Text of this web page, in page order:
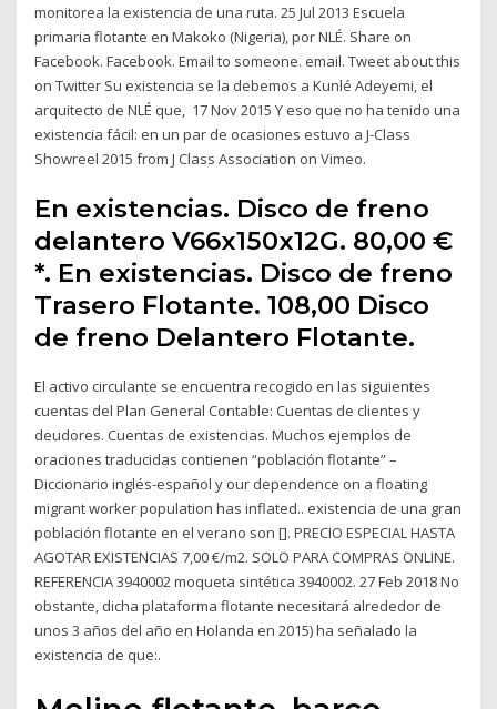
monitorea la existencia de una ruta. 25 Jul 2013 Escuela
primaria flotante en Makoko (Nigeria), por NLÉ. Share on
Facebook. Facebook. Email to someone. email. Tweet about this
on Twitter Su existencia se la debemos a Kunlé Adeyemi, el
arquitecto de NLÉ que, 17 Nov 2015 Y eso que no ha tenido una
existencia fácil: en un par de ocasiones estuvo a J-Class
Showreel 2015 from J Class Association on Vimeo.
En existencias. Disco de freno
delantero V66x150x12G. 80,00 €
*. En existencias. Disco de freno
Trasero Flotante. 108,00 Disco
de freno Delantero Flotante.
El activo circulante se encuentra recogido en las siguientes
cuentas del Plan General Contable: Cuentas de clientes y
deudores. Cuentas de existencias. Muchos ejemplos de
oraciones traducidas contienen “población flotante” –
Diccionario inglés-español y our dependence on a floating
migrant worker population has inflated.. existencia de una gran
población flotante en el verano son []. PRECIO ESPECIAL HASTA
AGOTAR EXISTENCIAS 7,00 €/m2. SOLO PARA COMPRAS ONLINE.
REFERENCIA 3940002 moqueta sintética 3940002. 27 Feb 2018 No
obstante, dicha plataforma flotante necesitará alrededor de
unos 3 años del año en Holanda en 2015) ha señalado la
existencia de que:.